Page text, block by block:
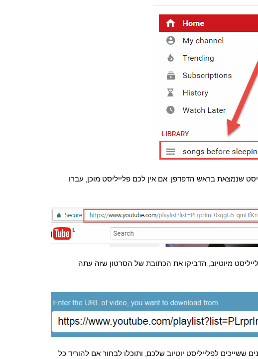
שנמצאת בראש הדפדפן. אם אין לכם פלייליסט מוכן, עברו
מיוטיוב, הדביקו את הכתובת של הסרטון שזה עתה
ששייכים לפלייליסט יוטיוב שלכם, ותוכלו לבחור אם להוריד כל